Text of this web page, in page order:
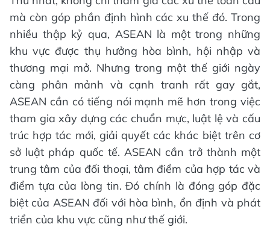
mà còn góp phần định hình các xu thế đó. Trong
nhiều thập kỷ qua, ASEAN là một trong những
khu vực được thụ hưởng hòa bình, hội nhập và
thương mại mở. Nhưng trong một thế giới ngày
càng phân mảnh và cạnh tranh rất gay gắt,
ASEAN cần có tiếng nói mạnh mẽ hơn trong việc
tham gia xây dựng các chuẩn mực, luật lệ và cấu
trúc hợp tác mới, giải quyết các khác biệt trên cơ
sở luật pháp quốc tế. ASEAN cần trở thành một
trung tâm của đối thoại, tâm điểm của hợp tác và
điểm tựa của lòng tin. Đó chính là đóng góp đặc
biệt của ASEAN đối với hòa bình, ổn định và phát
triển của khu vực cũng như thế giới.